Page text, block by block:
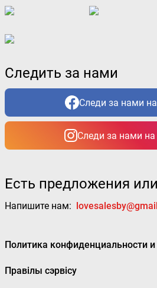
Следить за нами
Следи за нами
Следи за нами
Есть предложения
Напишите нам:
Политика конфиденциальности
Правілы сэрвісу